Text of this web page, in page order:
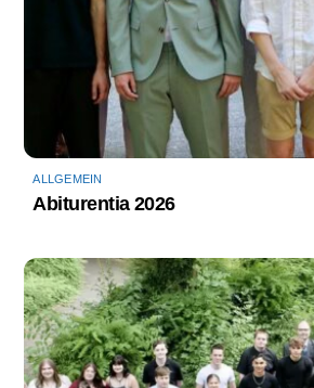
ALLGEMEIN
Abiturentia 2026